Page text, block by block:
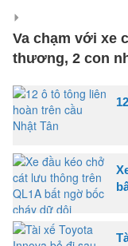
Va chạm với xe
thương, 2 con